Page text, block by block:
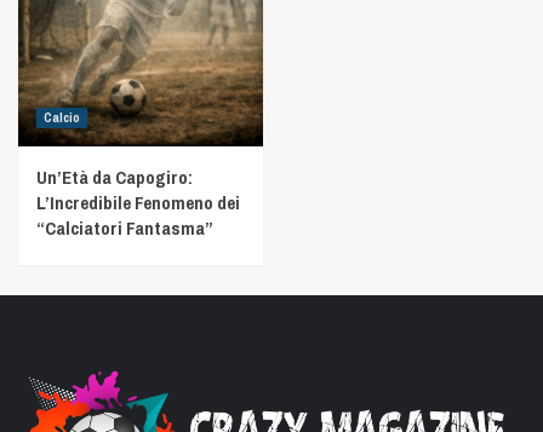
Calcio
Un’Età da Capogiro:
L’Incredibile Fenomeno dei
“Calciatori Fantasma”